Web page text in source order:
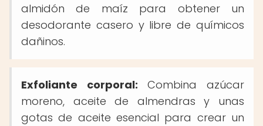
almidón de maíz para obtener un
desodorante casero y libre de químicos
dañinos.
Exfoliante corporal: Combina azúcar
moreno, aceite de almendras y unas
gotas de aceite esencial para crear un